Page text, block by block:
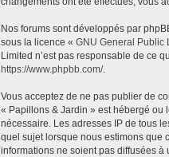
Nos forums sont développés par
sous la licence « GNU General Public
Limited n’est pas responsable de ce
https://www.phpbb.com/.
Vous acceptez de ne pas publier de
« Papillons & Jardin » est hébergé ou
nécessaire. Les adresses IP de tous
quel sujet lorsque nous estimons que
informations ne soient pas diffusées